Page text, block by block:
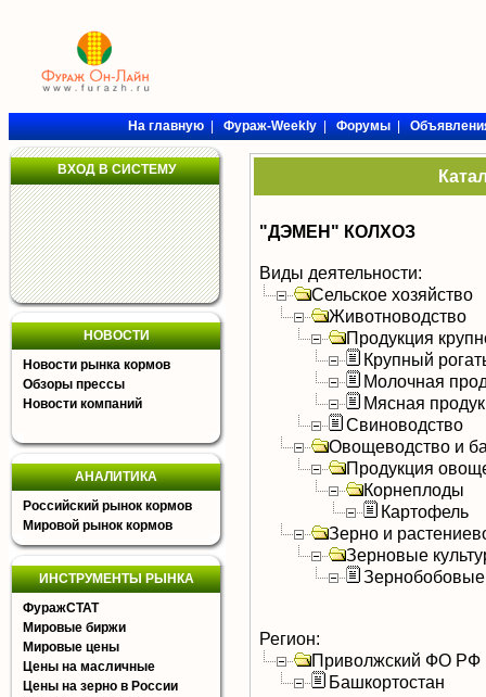
На главную|Фураж-Weekly|Форумы|
ВХОД В СИСТЕМУ
НОВОСТИ
Новости рынка кормов
Обзоры прессы
Новости компаний
АНАЛИТИКА
Российский рынок кормов
Мировой рынок кормов
ИНСТРУМЕНТЫ РЫНКА
ФуражСТАТ
Мировые биржи
Мировые цены
Цены на масличные
Цены на зерно в России
"ДЭМЕН" КОЛХОЗ
Виды деятельности:
Сельское хозяйство
Животноводство
Продукция
Крупный
Молочная
Мясная
Свиноводство
Овощеводство и
Продукция
Корнеплоды
Картофель
Зерно и
Зерновые
Зернобобовые
Регион:
Приволжский ФО РФ
Башкортостан